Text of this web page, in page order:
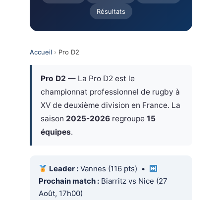
Résultats
Accueil › Pro D2
Pro D2 — La Pro D2 est le
championnat professionnel de rugby à
XV de deuxième division en France. La
saison 2025-2026regroupe 15
équipes.
Leader :Vannes (116 pts) •
Prochain match :Biarritz vs Nice (27
Août, 17h00)